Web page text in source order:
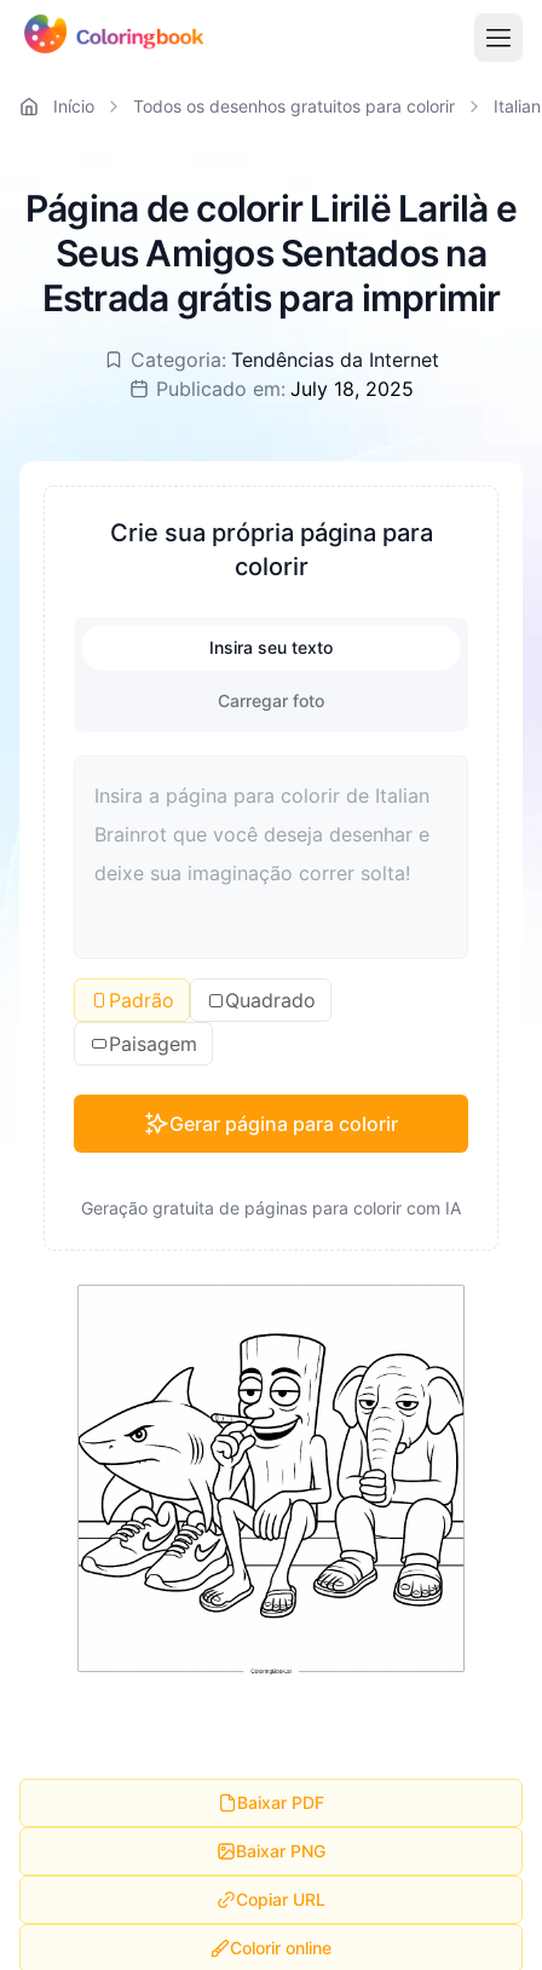
Início Todos os desenhos gratuitos para colorir
Página de colorir Lirilë Larilà e
Seus Amigos Sentados na
Estrada grátis para imprimir
Categoria: Tendências da Internet
Publicado em: July 18, 2025
Crie sua própria página para
colorir
Insira seu texto
Carregar foto
Padrão
Quadrado
Paisagem
Gerar página para colorir
Geração gratuita de páginas para colorir com IA
Baixar PDF
Baixar PNG
Copiar URL
Colorir online